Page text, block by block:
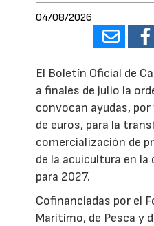
04/08/2026
El Boletín Oficial de
a finales de julio la
convocan ayudas,
de euros, para la
comercialización de
de la acuicultura en
para 2027.
Cofinanciadas por el
Marítimo, de Pesca y